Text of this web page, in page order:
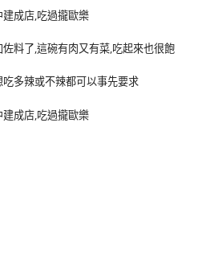
料了,這碗有肉又有菜,吃起來也很飽
多辣或不辣都可以事先要求